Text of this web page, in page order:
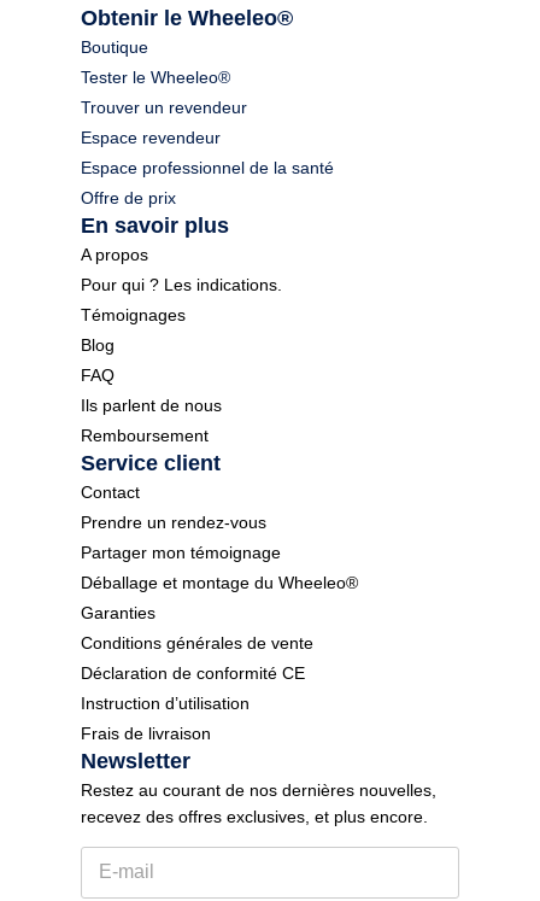
Obtenir le Wheeleo®
Boutique
Tester le Wheeleo®
Trouver un revendeur
Espace revendeur
Espace professionnel de la santé
Offre de prix
En savoir plus
A propos
Pour qui ? Les indications.
Témoignages
Blog
FAQ
Ils parlent de nous
Remboursement
Service client
Contact
Prendre un rendez-vous
Partager mon témoignage
Déballage et montage du Wheeleo®
Garanties
Conditions générales de vente
Déclaration de conformité CE
Instruction d’utilisation
Frais de livraison
Newsletter
Restez au courant de nos dernières nouvelles,
recevez des offres exclusives, et plus encore.
E
m